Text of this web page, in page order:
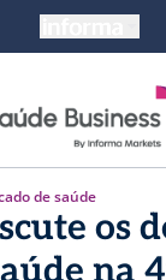
de saúde
os